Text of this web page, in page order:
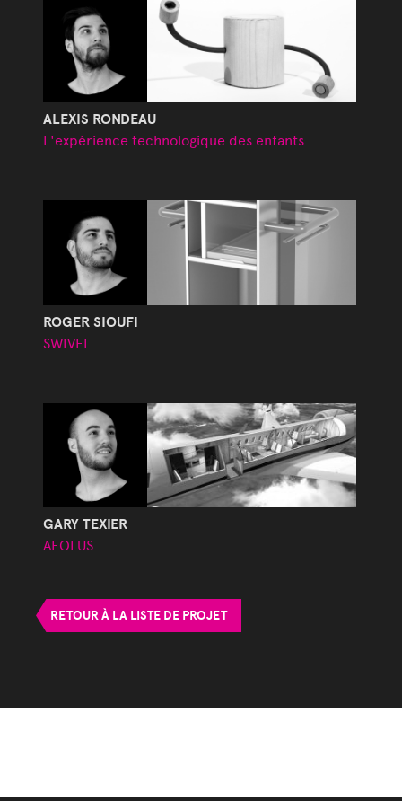
ALEXIS RONDEAU
L'expérience technologique des enfants
ROGER SIOUFI
SWIVEL
GARY TEXIER
AEOLUS
RETOUR À LA LISTE DE PROJET